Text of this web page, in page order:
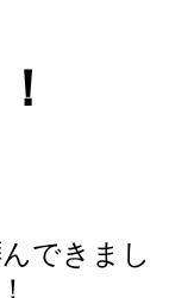
できまし